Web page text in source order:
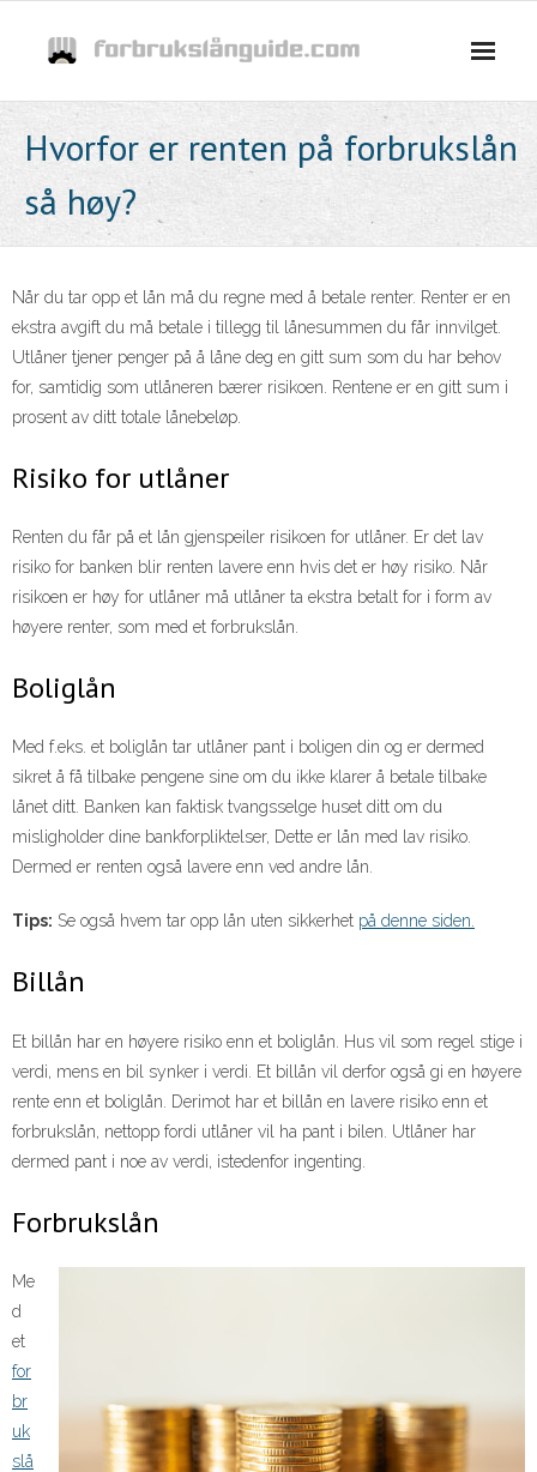
Hvorfor er renten på forbrukslån
så høy?
Når du tar opp et lån må du regne med å betale renter. Renter er en
ekstra avgift du må betale i tillegg til lånesummen du får innvilget.
Utlåner tjener penger på å låne deg en gitt sum som du har behov
for, samtidig som utlåneren bærer risikoen. Rentene er en gitt sum i
prosent av ditt totale lånebeløp.
Risiko for utlåner
Renten du får på et lån gjenspeiler risikoen for utlåner. Er det lav
risiko for banken blir renten lavere enn hvis det er høy risiko. Når
risikoen er høy for utlåner må utlåner ta ekstra betalt for i form av
høyere renter, som med et forbrukslån.
Boliglån
Med f.eks. et boliglån tar utlåner pant i boligen din og er dermed
sikret å få tilbake pengene sine om du ikke klarer å betale tilbake
lånet ditt. Banken kan faktisk tvangsselge huset ditt om du
misligholder dine bankforpliktelser, Dette er lån med lav risiko.
Dermed er renten også lavere enn ved andre lån.
Tips: Se også hvem tar opp lån uten sikkerhet på denne siden.
Billån
Et billån har en høyere risiko enn et boliglån. Hus vil som regel stige i
verdi, mens en bil synker i verdi. Et billån vil derfor også gi en høyere
rente enn et boliglån. Derimot har et billån en lavere risiko enn et
forbrukslån, nettopp fordi utlåner vil ha pant i bilen. Utlåner har
dermed pant i noe av verdi, istedenfor ingenting.
Forbrukslån
Me
d
et
for
br
uk
slå